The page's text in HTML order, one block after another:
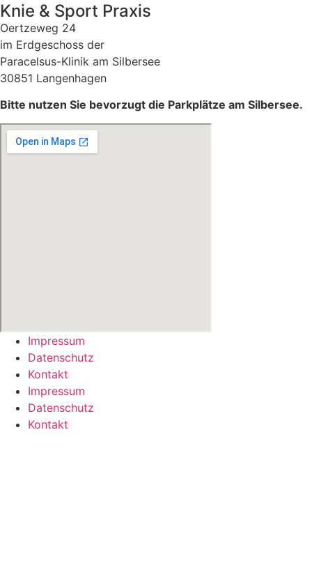
Knie & Sport Praxis
Oertzeweg 24
im Erdgeschoss der
Paracelsus-Klinik am Silbersee
30851 Langenhagen
Bitte nutzen Sie bevorzugt die Parkplätze am Silbersee.
Impressum
Datenschutz
Kontakt
Impressum
Datenschutz
Kontakt